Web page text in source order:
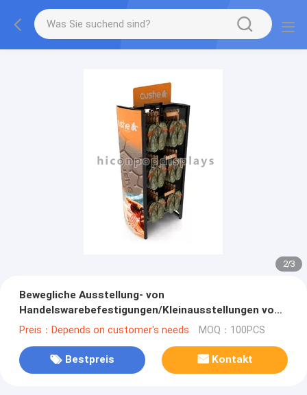
2/3
Bewegliche Ausstellung- von
Handelswarebefestigungen/Kleinausstellungen von
Handelsware
Preis：Depends on customer's needs MOQ：100PCS
Bestpreis Kontakt